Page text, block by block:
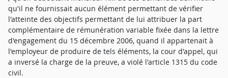
qu'il ne fournissait aucun élément permettant de vérifier
l'atteinte des objectifs permettant de lui attribuer la part
complémentaire de rémunération variable fixée dans la lettre
d'engagement du 15 décembre 2006, quand il appartenait à
l'employeur de produire de tels éléments, la cour d'appel, qui
a inversé la charge de la preuve, a violé l'article 1315 du code
civil.